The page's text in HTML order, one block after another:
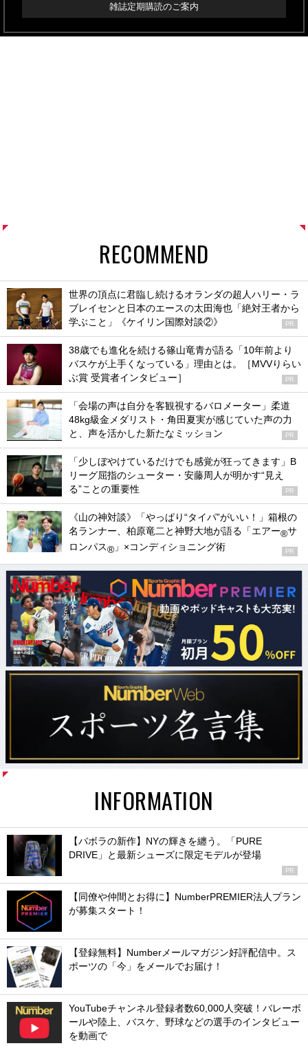
雑誌定期購読のご案内
RECOMMEND
世界の頂点に君臨し続けるオランダの超人ハリー・ラ
ブレイセンと日本のエースの太田海也「絶対王者から
学ぶこと」《ケイリン国際対談②》
PR
38歳でも進化を続ける篠山竜青が語る「10年前より
バスケが上手くなっている」理由とは。［MVVりらい
ぶ賞 受賞者インタビュー］
PR
「会場の声は自分を客観視するバロメーター」柔道
48kg級金メダリスト・角田夏実が感じていた声の力
と、声を活かした新たなミッション
PR
「少しぼやけているだけでも感覚が狂ってきます」B
リーグ屈指のシューター・安藤周人が明かす“見え
る”ことの重要性
PR
《山の神対談》「やっぱり“タイパ”がいい！」箱根の
名ランナー、柏原竜二と神野大地が語る「エアー®サ
ロンパス® 」×コンディショニング術 PR
INFORMATION
【バボラの新作】NYの輝きを纏う。「PURE
DRIVE」と最新シューズに限定モデルが登場
PR
【同僚や仲間とお得に】NumberPREMIER法人プラン
が募集スタート！
【登録無料】Numberメールマガジン好評配信中。ス
ポーツの「今」をメールでお届け！
YouTubeチャンネル登録者数60,000人突破！バレーボ
ールや陸上、バスケ、野球などの選手のインタビュー
を動画で